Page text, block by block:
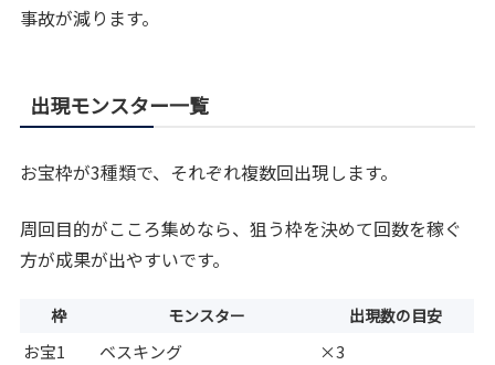
事故が減ります。
出現モンスター一覧
お宝枠が3種類で、それぞれ複数回出現します。
周回目的がこころ集めなら、狙う枠を決めて回数を稼ぐ
方が成果が出やすいです。
枠 モンスター 出現数の目安
お宝1 ベスキング
×3